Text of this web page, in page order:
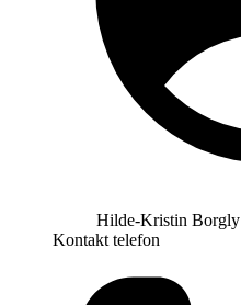
Hilde-Kristin Borgly
Kontakt telefon